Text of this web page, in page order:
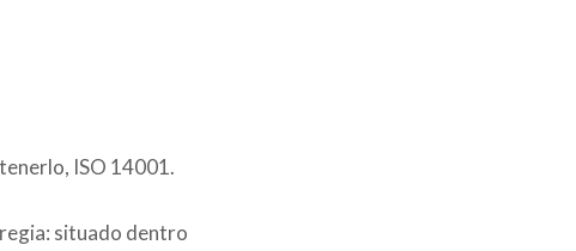
ISO 14001.
situado dentro